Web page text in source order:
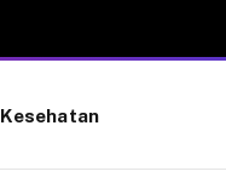
Kesehatan